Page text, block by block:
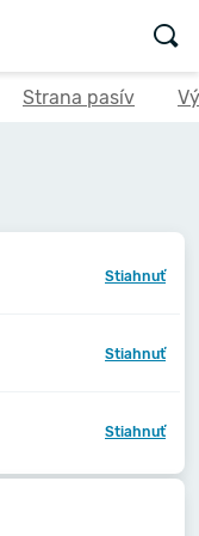
Strana pasív
Stiahnuť
Stiahnuť
Stiahnuť